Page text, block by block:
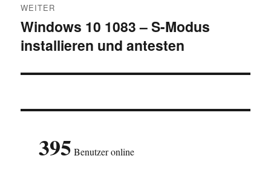
WEITER
Nächster
Beitrag:
Windows 10 1083 – S-Modus
installieren und antesten
395 Benutzer online